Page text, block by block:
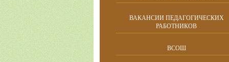
ВАКАНСИИ ПЕДАГОГИЧЕСКИХ
РАБОТНИКОВ
ВСОШ